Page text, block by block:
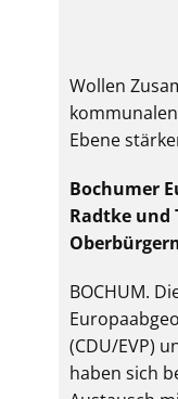
Wollen
Ebene
Bochumer
Radtke und
BOCHUM.
(CDU/EVP)
haben sich